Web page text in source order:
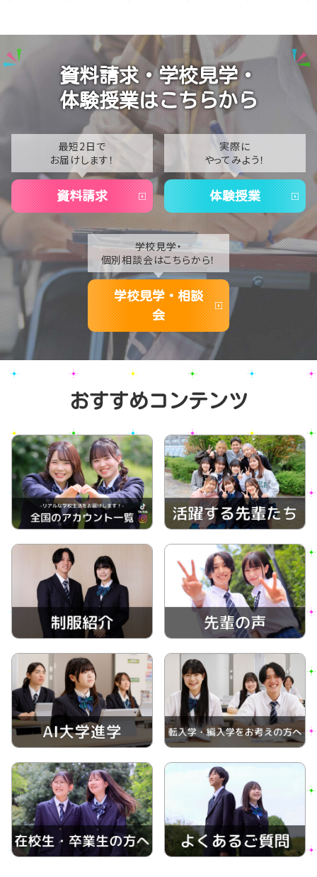
演技の授業風景
Vtuberという表現を学ぶ
2025
2024
2023
2021
2020
資料請求・学校見学・
体験授業はこちらから
最短2日で
お届けします！
資料請求
実際に
やってみよう！
体験授業
学校見学・
個別相談会はこちらから！
学校見学・相談
会
おすすめコンテンツ